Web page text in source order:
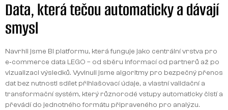
Data, která tečou automaticky a dávají
smysl
Navrhli jsme BI platformu, která funguje jako centrální vrstva pro
e‑commerce data LEGO – od sběru informací od partnerů až po
vizualizaci výsledků. Vyvinuli jsme algoritmy pro bezpečný přenos
dat bez nutnosti sdílet přihlašovací údaje, a vlastní validační a
transformační systém, který různorodé vstupy automaticky čistí a
převádí do jednotného formátu připraveného pro analýzu.